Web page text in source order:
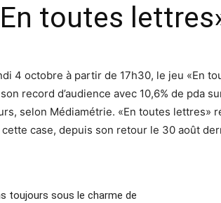
toutes
4 octobre à partir de 17h30, le jeu «En
record d’audience avec 10,6% de pda
selon Médiamétrie. «En toutes lettres»
case, depuis son retour le 30 août
toujours sous le charme de